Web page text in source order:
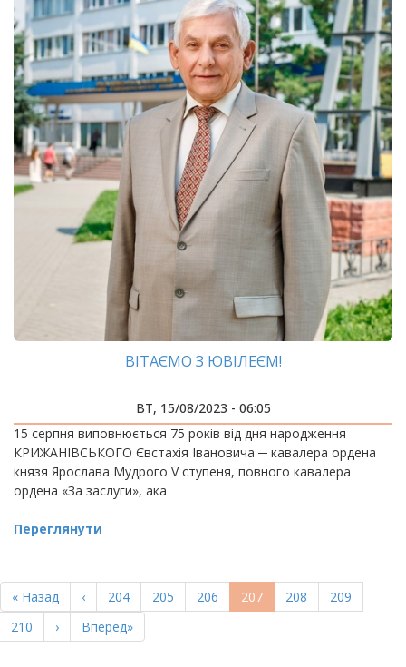
ВІТАЄМО З ЮВІЛЕЄМ!
ВТ, 15/08/2023 - 06:05
15 серпня виповнюється 75 років від дня народження
КРИЖАНІВСЬКОГО Євстахія Івановича ─ кавалера ордена
князя Ярослава Мудрого V ступеня, повного кавалера
ордена «За заслуги», ака
Переглянути
НА
СТОРІНКИ
Перша
сторінка
« Назад
Попередня
сторінка
‹ Page
204 Page
205 Page
206
Поточна
сторінка
207 Page
208 Page
209
Page
210
Наступна
сторінка
›
Остання
сторінка
Вперед»